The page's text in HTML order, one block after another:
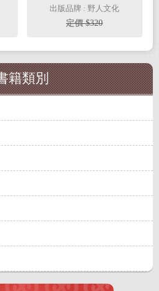
紐約新食感！預先做，
隨時吃，口口鮮脆又健
康！
出版品牌 : 野人文化
定價 $320
籍類別